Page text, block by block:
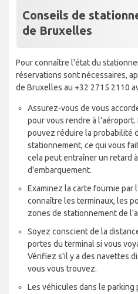
Conseils de
de Bruxelles
Pour connaître l'état du
réservations sont nécessaires,
de Bruxelles au +32 2715 2110
Assurez-vous de vous
pour vous rendre à l'aéroport.
pouvez réduire la probabilité
stationnement, ce qui vous
cela peut entraîner un retard
d'embarquement.
Examinez la carte fournie
connaître les terminaux, les
zones de stationnement de
Soyez conscient de la
portes du terminal si vous
Vérifiez s'il y a des navettes
vous vous trouvez.
Les véhicules dans le